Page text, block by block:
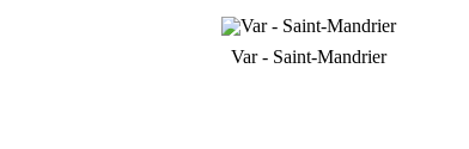
Var - Saint-Mandrier